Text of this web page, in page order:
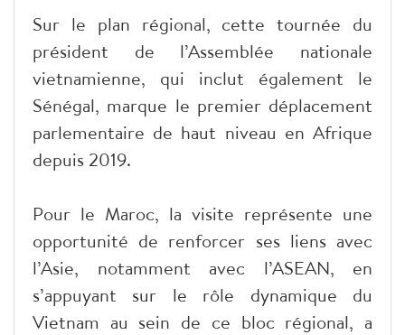
Sur le plan régional, cette tournée du
président de l’Assemblée nationale
vietnamienne, qui inclut également le
Sénégal, marque le premier déplacement
parlementaire de haut niveau en Afrique
depuis 2019.
Pour le Maroc, la visite représente une
opportunité de renforcer ses liens avec
l’Asie, notamment avec l’ASEAN, en
s’appuyant sur le rôle dynamique du
Vietnam au sein de ce bloc régional, a